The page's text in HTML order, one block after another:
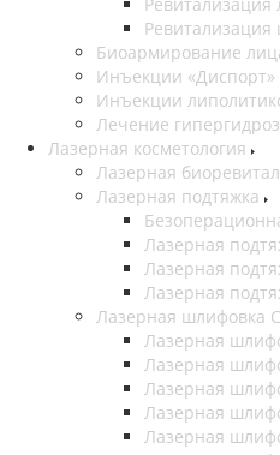
Ревитализация
Биоармирование
Инъекции «Диспорт»
Инъекции
Лечение
Лазерная косметология
Лазерная
Лазерная подтяжка
Лазерная
Лазерная
Лазерная
Лазерная шлифовка
Лазерная
Лазерная
Лазерная
Лазерная
Лазерная